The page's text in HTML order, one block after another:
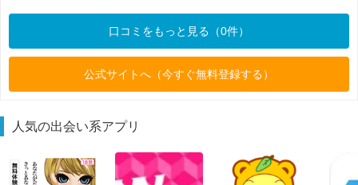
口コミをもっと見る（0件）
公式サイトへ（今すぐ無料登録する）
人気の出会い系アプリ